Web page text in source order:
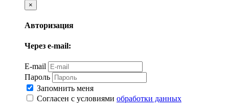
×
Авторизация
Через e-mail:
E-mail
Пароль
Запомнить меня
Согласен с условиями обработки данных